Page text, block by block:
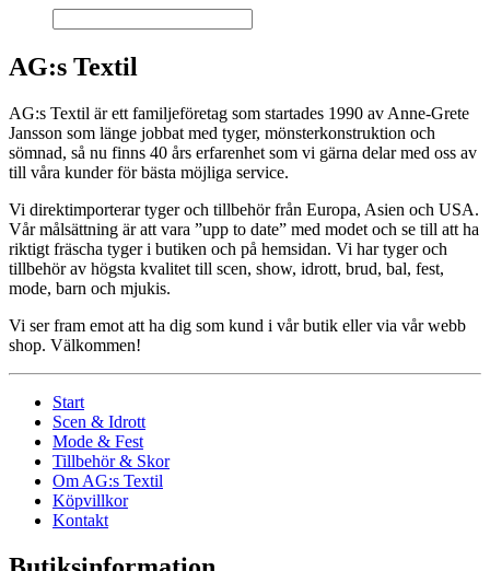
AG:s Textil
AG:s Textil är ett familjeföretag som startades 1990 av Anne-Grete
Jansson som länge jobbat med tyger, mönsterkonstruktion och
sömnad, så nu finns 40 års erfarenhet som vi gärna delar med oss av
till våra kunder för bästa möjliga service.
Vi direktimporterar tyger och tillbehör från Europa, Asien och USA.
Vår målsättning är att vara ”upp to date” med modet och se till att ha
riktigt fräscha tyger i butiken och på hemsidan. Vi har tyger och
tillbehör av högsta kvalitet till scen, show, idrott, brud, bal, fest,
mode, barn och mjukis.
Vi ser fram emot att ha dig som kund i vår butik eller via vår webb
shop. Välkommen!
Start
Scen & Idrott
Mode & Fest
Tillbehör & Skor
Om AG:s Textil
Köpvillkor
Kontakt